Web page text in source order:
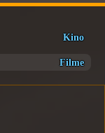
Kino
Filme